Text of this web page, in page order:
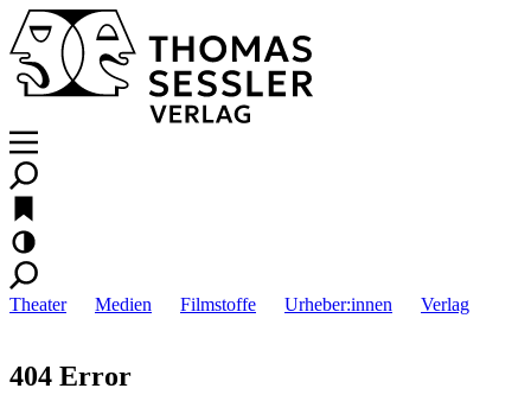
Theater Medien Filmstoffe Urheber:innen Verlag
404 Error